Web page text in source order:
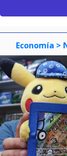
Economía >